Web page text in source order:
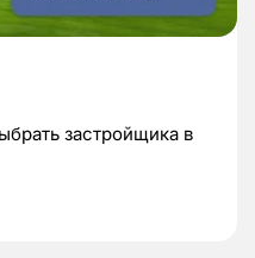
застройщика в